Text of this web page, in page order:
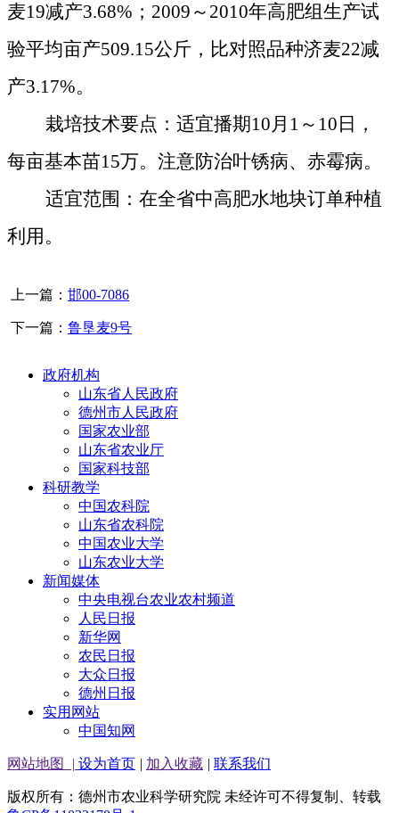
麦19减产3.68% ； 2009 ～ 2010年高肥组生产试
验平均亩产509.15公斤 ，比对照品种济麦22减
产3.17%。
栽培技术要点：适宜播期10月 1 ～ 10 日，
每亩基本苗15万。注意防治叶锈病、赤霉病。
适宜范围：在全省中高肥水地块订单种植
利用。
上一篇： 邯00-7086
下一篇： 鲁垦麦9号
政府机构
山东省人民政府
德州市人民政府
国家农业部
山东省农业厅
国家科技部
科研教学
中国农科院
山东省农科院
中国农业大学
山东农业大学
新闻媒体
中央电视台农业农村频道
人民日报
新华网
农民日报
大众日报
德州日报
实用网站
中国知网
网站地图 | 设为首页 | 加入收藏 | 联系我们
版权所有：德州市农业科学研究院 未经许可不得复制、转载